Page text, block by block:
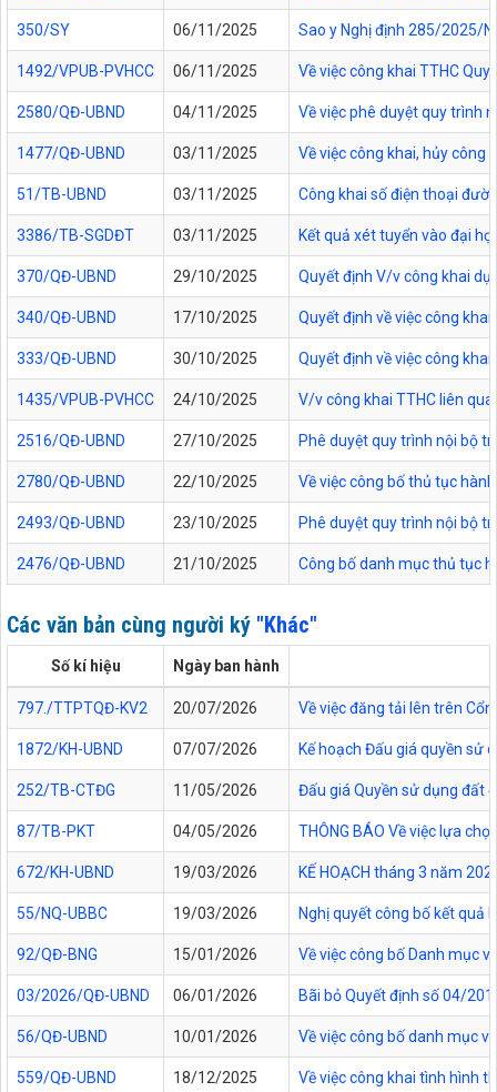
350/SY 06/11/2025 Sao y Nghị định 285/2025/
1492/VPUB-PVHCC 06/11/2025 Về việc công khai TTHC
2580/QĐ-UBND 04/11/2025 Về việc phê duyệt quy trình
1477/QĐ-UBND 03/11/2025 Về việc công khai, hủy công
51/TB-UBND 03/11/2025 Công khai số điện thoại
3386/TB-SGDĐT 03/11/2025 Kết quả xét tuyển vào đại
370/QĐ-UBND 29/10/2025 Quyết định V/v công khai
340/QĐ-UBND 17/10/2025 Quyết định về việc công
333/QĐ-UBND 30/10/2025 Quyết định về việc công
1435/VPUB-PVHCC 24/10/2025 V/v công khai TTHC liên
2516/QĐ-UBND 27/10/2025 Phê duyệt quy trình nội bộ
2780/QĐ-UBND 22/10/2025 Về việc công bố thủ tục
2493/QĐ-UBND 23/10/2025 Phê duyệt quy trình nội bộ
2476/QĐ-UBND 21/10/2025 Công bố danh mục thủ tục
Các văn bản cùng người ký "Khác"
Số kí hiệu Ngày ban hành
797./TTPTQĐ-KV2 20/07/2026 Về việc đăng tải lên trên
1872/KH-UBND 07/07/2026 Kế hoạch Đấu giá quyền sử
252/TB-CTĐG 11/05/2026 Đấu giá Quyền sử dụng đất
87/TB-PKT 04/05/2026 THÔNG BÁO Về việc lựa
672/KH-UBND 19/03/2026 KẾ HOẠCH tháng 3 năm
55/NQ-UBBC 19/03/2026 Nghị quyết công bố kết quả
92/QĐ-BNG 15/01/2026 Về việc công bố Danh mục
03/2026/QĐ-UBND 06/01/2026 Bãi bỏ Quyết định số 04/
56/QĐ-UBND 10/01/2026 Về việc công bố danh mục
559/QĐ-UBND 18/12/2025 Về việc công khai tình hình